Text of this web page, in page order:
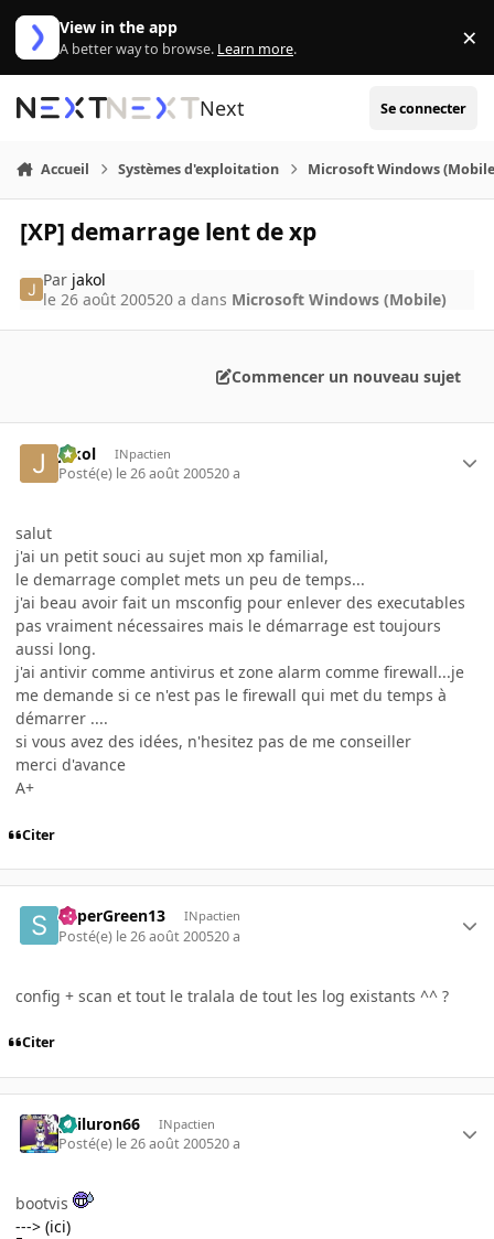
Aller au contenu
View in the app
A better way to browse. Learn more. ×
Next Se connecter
Accueil Systèmes d'exploitation Microsoft Windows
[XP] demarrage lent de xp
Par jakol
le 26 août 200520 a dans Microsoft Windows (Mobile)
Commencer un nouveau sujet
jakol INpactien
Posté(e) le 26 août 200520 a
salut
j'ai un petit souci au sujet mon xp familial,
le demarrage complet mets un peu de temps...
j'ai beau avoir fait un msconfig pour enlever des executables
pas vraiment nécessaires mais le démarrage est toujours
aussi long.
j'ai antivir comme antivirus et zone alarm comme firewall...je
me demande si ce n'est pas le firewall qui met du temps à
démarrer ....
si vous avez des idées, n'hesitez pas de me conseiller
merci d'avance
A+
Citer
SuperGreen13 INpactien
Posté(e) le 26 août 200520 a
config + scan et tout le tralala de tout les log existants ^^ ?
Citer
gailuron66 INpactien
Posté(e) le 26 août 200520 a
bootvis
---> (ici)